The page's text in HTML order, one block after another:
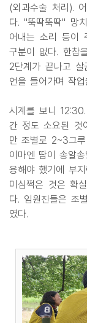
(외과수술 처리).
다. "뚝딱뚝딱" 망
어내는 소리 등이
구분이 없다. 한참
2단계가 끝나고 살
언을 들어가며 작
시계를 보니
간 정도 소요된 것
만 조별로 2~3그
이마엔 땀이 송알
용해야 했기에 부
미심쩍은 것은 확
다. 임원진들은 조
였다.